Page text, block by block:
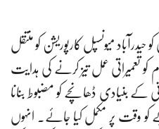
میونسپل کارپوریشن کو منتقل
تعمیراتی عمل تیز کرنے کی ہدایت
کے بنیادی ڈھانچے کو مضبوط بنانا
وقت پر مکمل کیا جائے۔ انہوں